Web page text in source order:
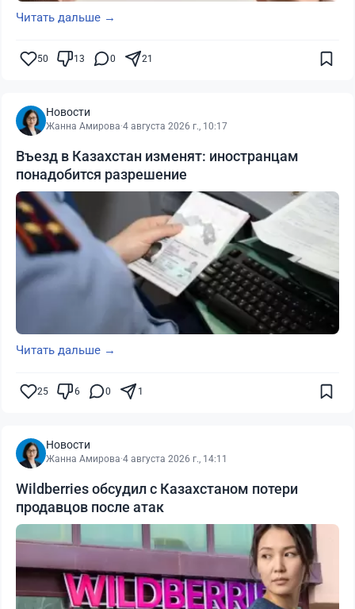
Читать дальше →
50 13 0 21
Новости
Жанна Амирова·4 августа 2026 г., 10:17
Въезд в Казахстан изменят: иностранцам
понадобится разрешение
Читать дальше →
25 6 0 1
Новости
Жанна Амирова·4 августа 2026 г., 14:11
Wildberries обсудил с Казахстаном потери
продавцов после атак